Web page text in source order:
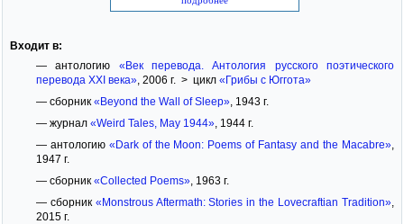
Входит в:
— антологию «Век перевода. Антология русского поэтического
перевода XXI века», 2006 г. > цикл «Грибы с Юггота»
— сборник «Beyond the Wall of Sleep», 1943 г.
— журнал «Weird Tales, May 1944», 1944 г.
— антологию «Dark of the Moon: Poems of Fantasy and the Macabre»
1947 г.
— сборник «Collected Poems», 1963 г.
— сборник «Monstrous Aftermath: Stories in the Lovecraftian Tradition»
2015 г.